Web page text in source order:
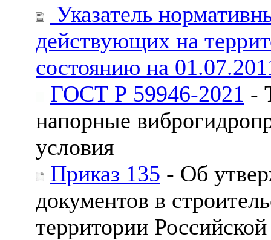
Указатель
действующих на
состоянию на
ГОСТ Р 59946-2021 -
напорные
условия
Приказ 135 - Об
документов в
территории